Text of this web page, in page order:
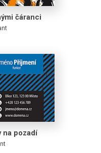
čáranci
na pozadí